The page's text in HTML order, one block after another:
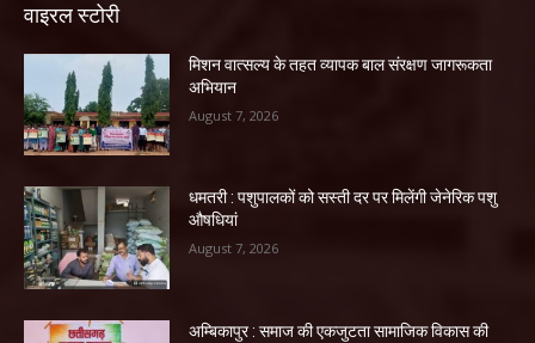
वाइरल स्टोरी
मिशन वात्सल्य के तहत व्यापक बाल संरक्षण जागरूकता
अभियान
August 7, 2026
धमतरी : पशुपालकों को सस्ती दर पर मिलेंगी जेनेरिक पशु
औषधियां
August 7, 2026
अम्बिकापुर : समाज की एकजुटता सामाजिक विकास की